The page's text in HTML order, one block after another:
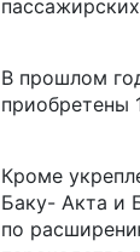
В прошлом
приобретены
Кроме
Баку- Акта и
по